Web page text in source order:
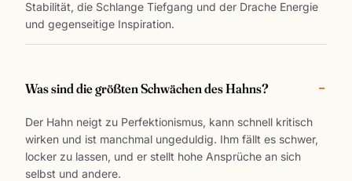
Stabilität, die Schlange Tiefgang und der Drache Energie
und gegenseitige Inspiration.
Was sind die größten Schwächen des Hahns?
Der Hahn neigt zu Perfektionismus, kann schnell kritisch
wirken und ist manchmal ungeduldig. Ihm fällt es schwer,
locker zu lassen, und er stellt hohe Ansprüche an sich
selbst und andere.